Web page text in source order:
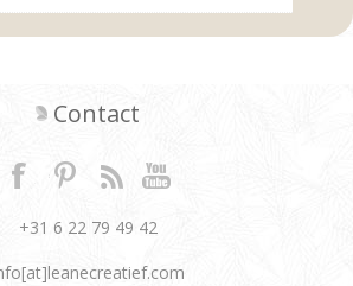
Contact
+31 6 22 79 49 42